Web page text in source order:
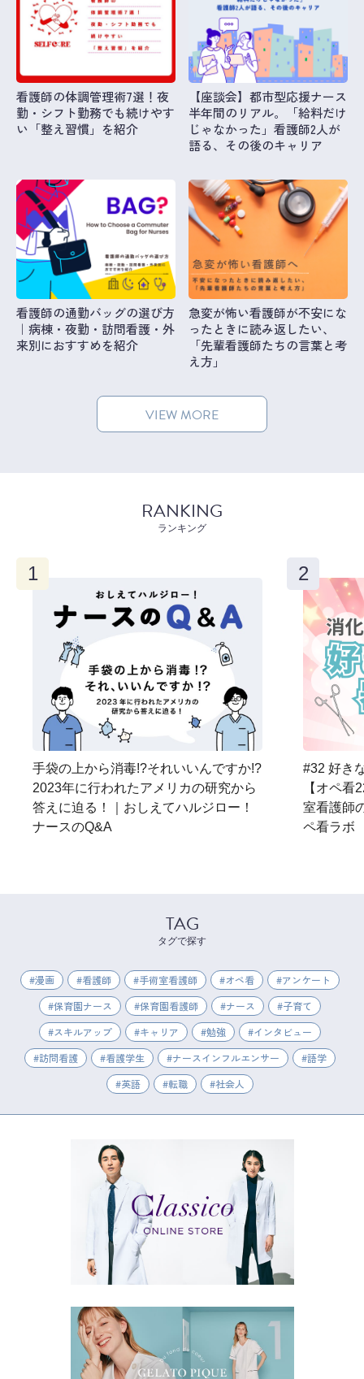
看護師の体調管理術7選！夜
勤・シフト勤務でも続けやす
い「整え習慣」を紹介
【座談会】都市型応援ナース
半年間のリアル。「給料だけ
じゃなかった」看護師2人が
語る、その後のキャリア
看護師の通勤バッグの選び方
｜病棟・夜勤・訪問看護・外
来別におすすめを紹介
急変が怖い看護師が不安にな
ったときに読み返したい、
「先輩看護師たちの言葉と考
え方」
VIEW MORE
RANKING
ランキング
手袋の上から消毒!?それいいんですか!?
2023年に行われたアメリカの研究から
答えに迫る！｜おしえてハルジロー！
ナースのQ&A
#32 好き
【オペ看
室看護師
ペ看ラボ
TAG
タグで探す
漫画 看護師 手術室看護師 オペ看
アンケート
保育園ナース
保育園看護師 ナース
子育て
スキルアップ
キャリア 勉強
インタビュー
訪問看護
看護学生 ナースインフルエンサー
語学
英語
転職 社会人